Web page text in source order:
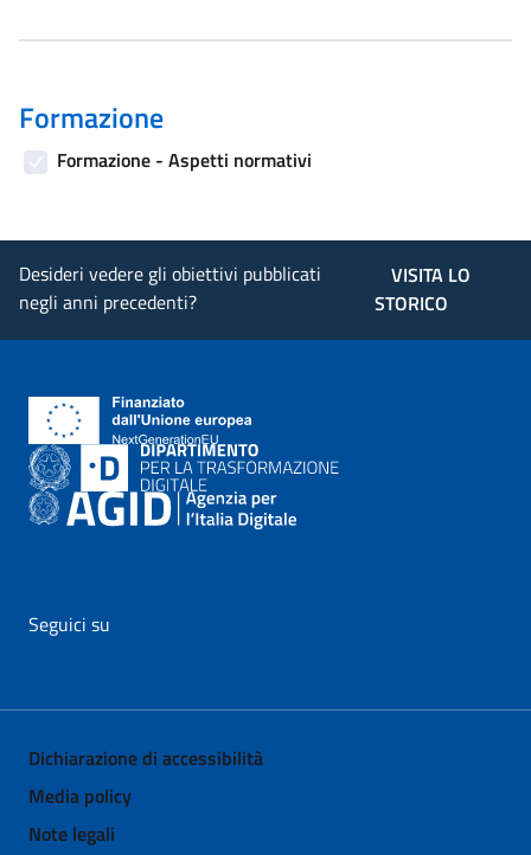
Formazione
Formazione - Aspetti normativi
Desideri vedere gli obiettivi pubblicati
negli anni precedenti?
VISITA LO
STORICO
Seguici su
Dichiarazione di accessibilità
Media policy
Note legali